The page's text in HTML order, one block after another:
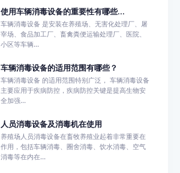
使用车辆消毒设备的重要性有哪些...
车辆消毒设备 是安装在养殖场、无害化处理厂、屠
宰场、食品加工厂、畜禽粪便运输处理厂、医院、
小区等车辆...
车辆消毒设备的适用范围有哪些？
车辆消毒设备 的适用范围特别广泛， 车辆消毒设备
主要应用于疾病防控，疾病防控关键是提高生物安
全加强...
人员消毒设备及消毒机在使用
养殖场人员消毒设备在畜牧养殖业起着非常重要在
作用，包括车辆消毒、圈舍消毒、饮水消毒、空气
消毒等在内在...